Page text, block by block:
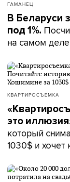
ГАМАНЕЦ
В Беларуси
под 1%.
на самом деле
КВАРТИРОСЪЕМКА
это
который
1030$ и хочет